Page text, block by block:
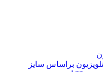
تلویزیون براساس سایز